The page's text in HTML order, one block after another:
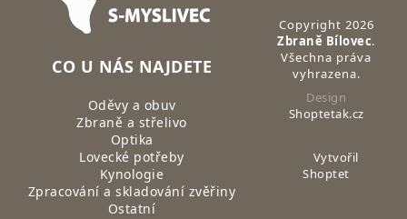
CO U NÁS NAJDETE
Oděvy a obuv
Zbraně a střelivo
Optika
Lovecké potřeby
Kynologie
Zpracování a skladování zvěřiny
Ostatní
Copyright 2026
Zbraně Bílovec.
Všechna práva
vyhrazena.
Design
Shoptetak.cz
Vytvořil
Shoptet